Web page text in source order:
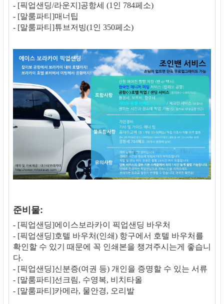
- [픽업샌딩/라운지]공항세 (1인 784페소)
- [말룸파티]매너팁
- [말룸파티]튜브저빙(1인 350페소)
준비물:
- [픽업샌딩]에이스보라카이 픽업샌딩 바우처
- [픽업샌딩]호텔 바우처(인쇄) 항구에서 호텔 바우처를
확인할 수 있기 때문에 꼭 인쇄본을 챙겨주시는게 좋습니
다.
- [픽업샌딩]신분증(여권 등) 개인을 증명할 수 있는 서류
- [말룸파티]선크림, 수영복, 비치타올
- [말룸파티]카메라, 물안경, 오리발